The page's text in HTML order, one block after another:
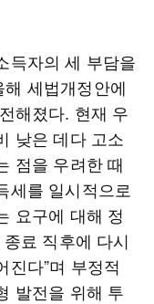
득자의 세 부담을
세법개정안에
해졌다. 현재 우
낮은 데다 고소
점을 우려한 때
세를 일시적으로
요구에 대해 정
료 직후에 다시
진다”며 부정적
발전을 위해 투